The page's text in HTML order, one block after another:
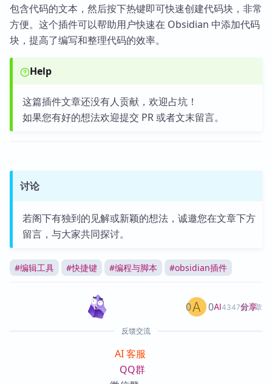
包含代码的文本，然后按下热键即可快速创建代码块，非常
方便。这个插件可以帮助用户快速在 Obsidian 中添加代码
块，提高了编写和整理代码的效率。
Help
这篇插件文章还没有人贡献，欢迎占坑！
如果您有好的想法欢迎提交 PR 或者文末留言。
讨论
若阁下有独到的见解或新颖的想法，诚邀您在文章下方
留言，与大家共同探讨。
#编辑工具 #快捷键 #编程与脚本 #obsidian插件
AI4347篇文章
0 0 分享
反馈交流
AI 客服
QQ群